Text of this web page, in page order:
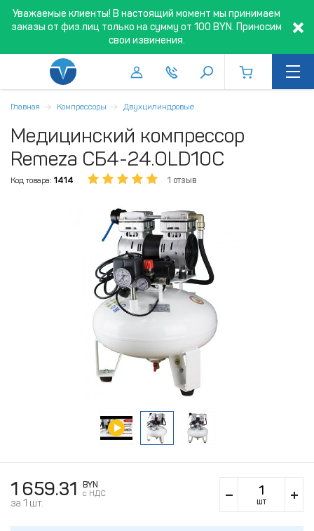
Уважаемые клиенты! В настоящий момент мы принимаем
заказы от физ.лиц только на сумму от 100 BYN. Приносим
свои извинения.
Главная Компрессоры Двухцилиндровые
Медицинский компрессор
Remeza СБ4-24.OLD10C
Код товара: 1414 1 отзыв
1 659.31
BYN
c НДС
за 1 шт. шт